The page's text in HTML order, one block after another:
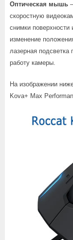
Оптическая мышь
скоростную
снимки
изменение
лазерная подсветка
работу камеры.
На изображении
Kova+ Max